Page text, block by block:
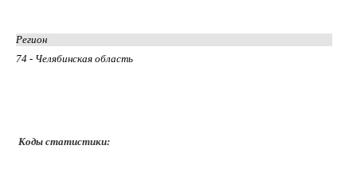
Регион
74 - Челябинская область
Коды статистики: